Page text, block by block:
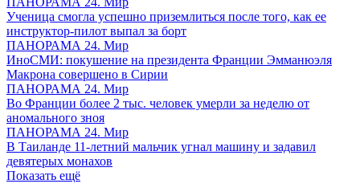
Ученица смогла успешно приземлиться после того, как ее
инструктор-пилот выпал за борт
ПАНОРАМА 24. Мир
ИноСМИ: покушение на президента Франции Эмманюэля
Макрона совершено в Сирии
ПАНОРАМА 24. Мир
Во Франции более 2 тыс. человек умерли за неделю от
аномального зноя
ПАНОРАМА 24. Мир
В Таиланде 11-летний мальчик угнал машину и задавил
девятерых монахов
Показать ещё